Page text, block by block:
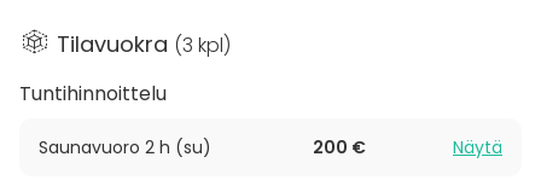
Saunalautta soveltuu mainiosti noin 10-20 henkilön
tilaisuuksiin. Isommille ryhmille saatavilla myös
Tilavuokra (3 kpl)
Tuntihinnoittelu
Saunavuoro 2 h (su) 200 € Näytä